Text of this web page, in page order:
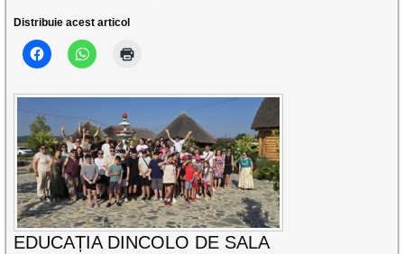
Distribuie acest articol
EDUCAȚIA DINCOLO DE SALA